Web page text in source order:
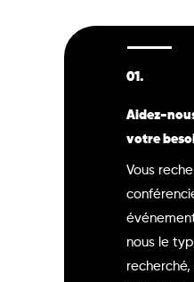
01.
Aidez-
votre
Vous
nous le